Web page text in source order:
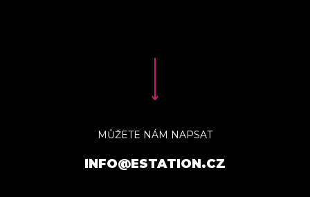
MŮŽETE NÁM NAPSAT
INFO@ESTATION.CZ